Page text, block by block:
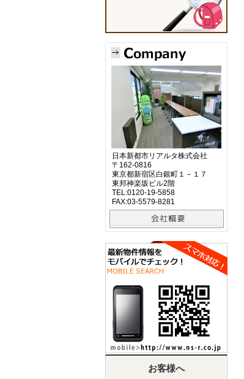
日本新都市リアルタ株式会社
〒162-0816
東京都新宿区白銀町１－１７
東邦神楽坂ビル2階
TEL:0120-19-5858
FAX:03-5579-8281
お客様へ